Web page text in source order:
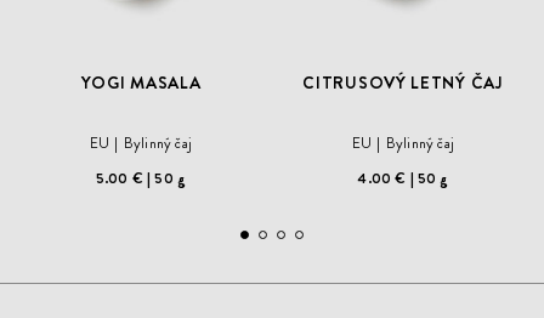
YOGI MASALA
EU
Bylinný čaj
5.00 € 50 g
CITRUSOVÝ LETNÝ ČAJ
EU
Bylinný čaj
4.00 €
50 g